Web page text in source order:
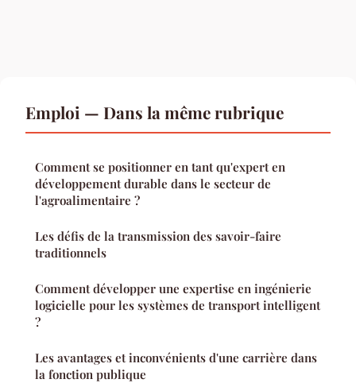
Emploi — Dans la même rubrique
Comment se positionner en tant qu'expert en
développement durable dans le secteur de
l'agroalimentaire ?
Les défis de la transmission des savoir-faire
traditionnels
Comment développer une expertise en ingénierie
logicielle pour les systèmes de transport intelligent
?
Les avantages et inconvénients d'une carrière dans
la fonction publique